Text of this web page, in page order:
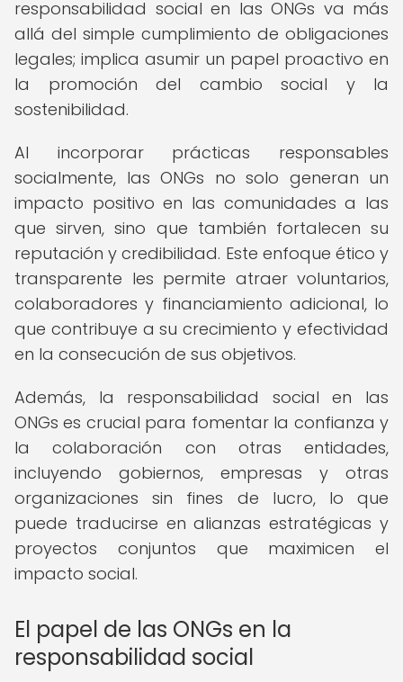
responsabilidad social en las ONGs va más
allá del simple cumplimiento de obligaciones
legales; implica asumir un papel proactivo en
la promoción del cambio social y la
sostenibilidad.
Al incorporar prácticas responsables
socialmente, las ONGs no solo generan un
impacto positivo en las comunidades a las
que sirven, sino que también fortalecen su
reputación y credibilidad. Este enfoque ético y
transparente les permite atraer voluntarios,
colaboradores y financiamiento adicional, lo
que contribuye a su crecimiento y efectividad
en la consecución de sus objetivos.
Además, la responsabilidad social en las
ONGs es crucial para fomentar la confianza y
la colaboración con otras entidades,
incluyendo gobiernos, empresas y otras
organizaciones sin fines de lucro, lo que
puede traducirse en alianzas estratégicas y
proyectos conjuntos que maximicen el
impacto social.
El papel de las ONGs en la
responsabilidad social